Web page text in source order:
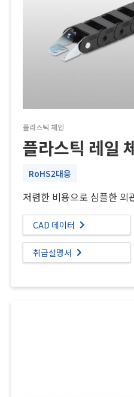
플라스틱 체인
플라스틱 레일
RoHS2대응
저렴한 비용으로 심플한 외
CAD 데이터
취급설명서